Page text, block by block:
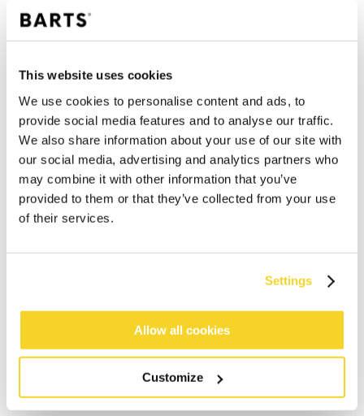
This website uses cookies
We use cookies to personalise content and ads, to
provide social media features and to analyse our traffic.
We also share information about your use of our site with
our social media, advertising and analytics partners who
may combine it with other information that you’ve
provided to them or that they’ve collected from your use
of their services.
Settings
Allow all cookies
Customize
Bestellingen die op werkdagen vóór 12:00 uur
Gratis verzending voor orders boven € 50,- binnen
Binnen 30 dagen retourneren